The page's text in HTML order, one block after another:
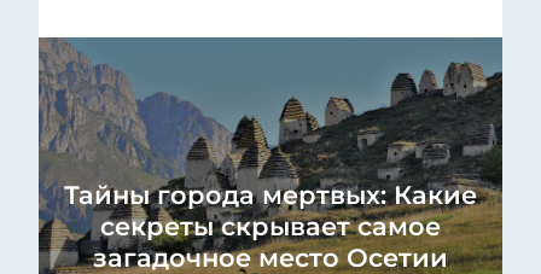
Тайны города мертвых: Какие
секреты скрывает самое
загадочное место Осетии